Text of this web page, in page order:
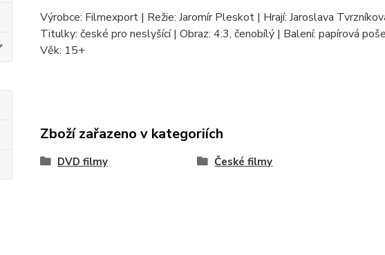
Výrobce: Filmexport | Režie: Jaromír Pleskot | Hrají: Jaroslava
Titulky: české pro neslyšící | Obraz: 4:3, čenobílý | Balení: papírová
Věk: 15+
Zboží zařazeno v kategoriích
DVD filmy České filmy